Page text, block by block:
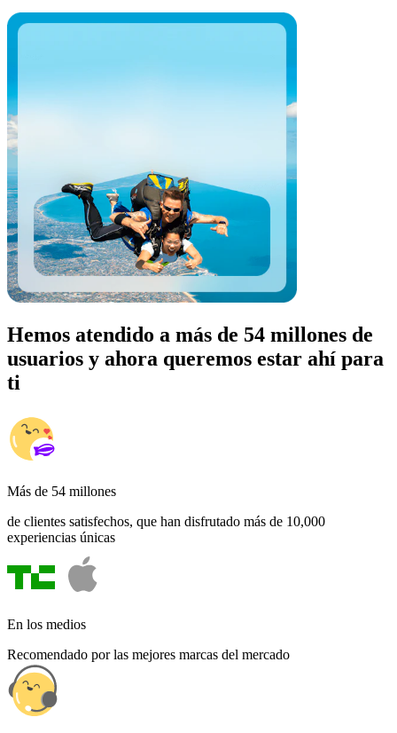
Hemos atendido a más de 54 millones de
usuarios y ahora queremos estar ahí para
ti
Más de 54 millones
de clientes satisfechos, que han disfrutado más de 10,000
experiencias únicas
En los medios
Recomendado por las mejores marcas del mercado